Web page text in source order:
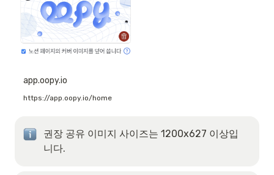
app.oopy.io
https://app.oopy.io/home
권장 공유 이미지 사이즈는 1200x627 이상입
니다.